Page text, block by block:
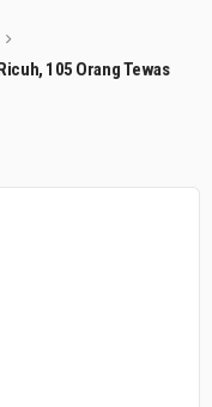
105 Orang Tewas